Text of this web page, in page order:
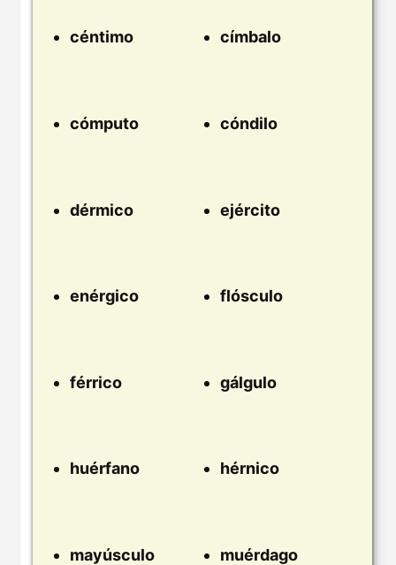
céntimo címbalo
cómputo cóndilo
dérmico ejército
enérgico flósculo
férrico gálgulo
huérfano hérnico
mayúsculo muérdago